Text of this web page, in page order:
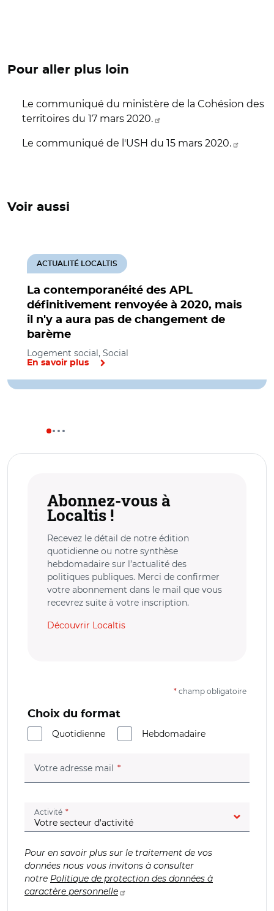
Pour aller plus loin
Le communiqué du ministère de la Cohésion des
territoires du 17 mars 2020.
Le communiqué de l'USH du 15 mars 2020.
Voir aussi
La contemporanéité des APL
définitivement renvoyée à 2020, mais
il n'y a aura pas de changement de
barème
ACTUALITÉ LOCALTIS
Logement social, Social
En savoir plus
Abonnez-vous à
Localtis !
Recevez le détail de notre édition
quotidienne ou notre synthèse
hebdomadaire sur l’actualité des
politiques publiques. Merci de confirmer
votre abonnement dans le mail que vous
recevrez suite à votre inscription.
Découvrir Localtis
* champ obligatoire
Choix du format
Quotidienne
Hebdomadaire
Votre adresse mail (champ obligatoire)
Activité (champ obligatoire)
Pour en savoir plus sur le traitement de vos
données nous vous invitons à consulter
notre Politique de protection des données à
caractère personnelle